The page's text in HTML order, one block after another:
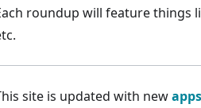
roundup will feature things
site is updated with newapps